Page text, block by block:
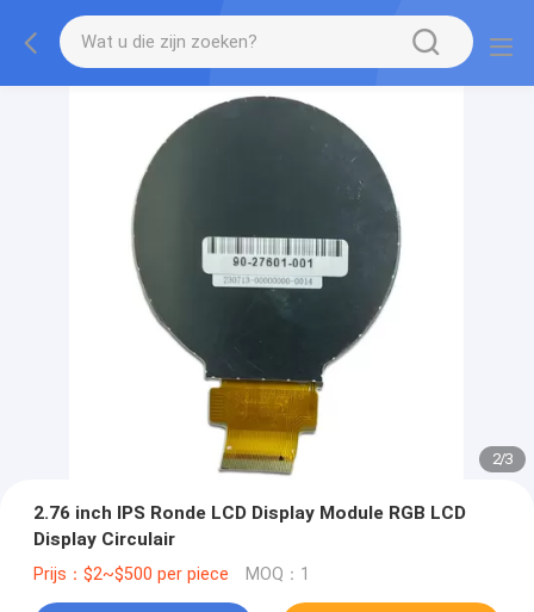
2/3
2.76 inch IPS Ronde LCD Display Module RGB LCD
Display Circulair
Prijs：$2~$500 per piece MOQ：1